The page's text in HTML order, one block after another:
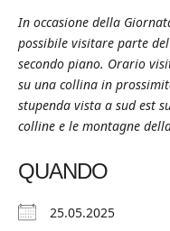
In occasione della
possibile visitare parte
secondo piano. Orario
su una collina in
stupenda vista a sud est
colline e le montagne
QUANDO
25.05.2025